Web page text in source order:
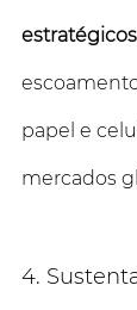
estratégicos
papel e
mercados
4.